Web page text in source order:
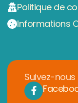
Politique de
Informations
Suivez-nous